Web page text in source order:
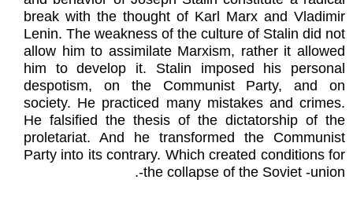
break with the thought of Karl Marx and Vladimir
Lenin. The weakness of the culture of Stalin did not
allow him to assimilate Marxism, rather it allowed
him to develop it. Stalin imposed his personal
despotism, on the Communist Party, and on
society. He practiced many mistakes and crimes.
He falsified the thesis of the dictatorship of the
proletariat. And he transformed the Communist
Party into its contrary. Which created conditions for
the collapse of the Soviet -union-.